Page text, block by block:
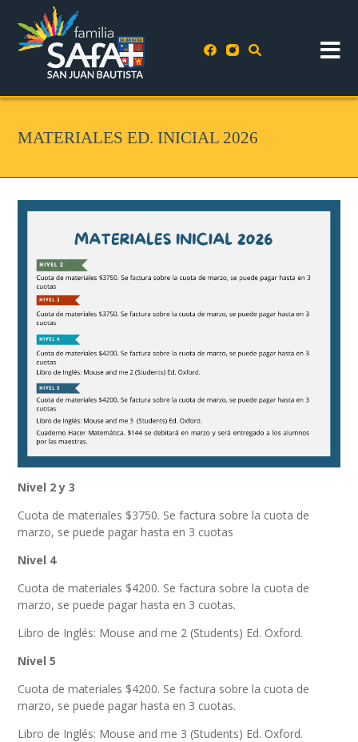
MATERIALES ED. INICIAL 2026
Nivel 2 y 3
Cuota de materiales $3750. Se factura sobre la cuota de
marzo, se puede pagar hasta en 3 cuotas
Nivel 4
Cuota de materiales $4200. Se factura sobre la cuota de
marzo, se puede pagar hasta en 3 cuotas.
Libro de Inglés: Mouse and me 2 (Students) Ed. Oxford.
Nivel 5
Cuota de materiales $4200. Se factura sobre la cuota de
marzo, se puede pagar hasta en 3 cuotas.
Libro de Inglés: Mouse and me 3 (Students) Ed. Oxford.